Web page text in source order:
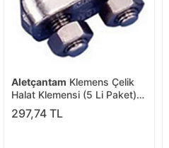
Aletçantam Klemens Çelik
Halat Klemensi (5 Li Paket)
10 Mm
297,74 TL